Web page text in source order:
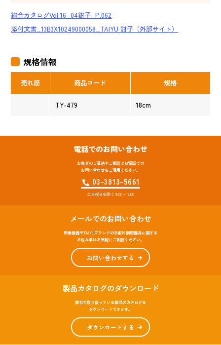
総合カタログVol.16_04鉗子_P.062
添付文書_13B3X10249000058_TAIYU 鉗子（外部サイト）
規格情報
売れ筋 商品コード 規格
TY-479 18cm
電話でのお問い合わせ
お急ぎのご連絡やご相談はお電話での
お問い合わせをご活用ください。
03-3813-5661
土日祝日を除く 9:00～17:00
メールでのお問い合わせ
医療機器やTAIYUブランドの手術用鋼製器具に関する
お悩み事はお気軽にご相談ください。
お問い合わせする
製品カタログのダウンロード
弊社で取り扱っている製品のカタログを
ダウンロードできます。
ダウンロードする